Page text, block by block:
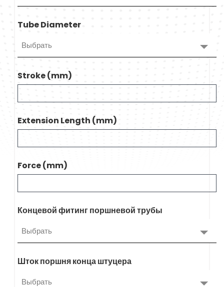
Tube Diameter
Выбрать
Stroke (mm)
Extension Length (mm)
Force (mm)
Концевой фитинг поршневой трубы
Выбрать
Шток поршня конца штуцера
Выбрать